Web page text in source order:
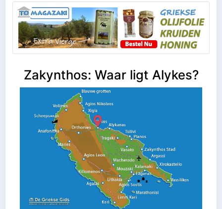
Zakynthos: Waar ligt Alykes?